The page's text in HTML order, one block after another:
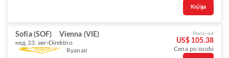
Knjiga
Sofia (SOF) Vienna (VIE)
нед 23. авг Direktno
Ryanair
Počni od
US$ 105.38
Cena po osobi